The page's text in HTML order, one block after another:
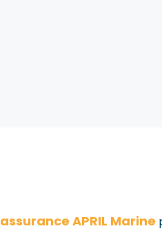
assurance APRIL Marine